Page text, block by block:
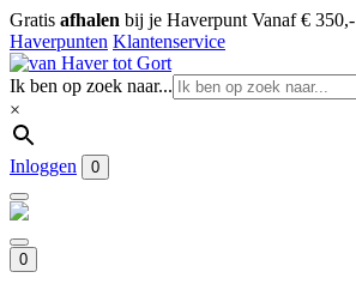
Gratis afhalen bij je Haverpunt Vanaf € 350,-
Haverpunten Klantenservice
Ik ben op zoek naar...
×
Inloggen 0
0